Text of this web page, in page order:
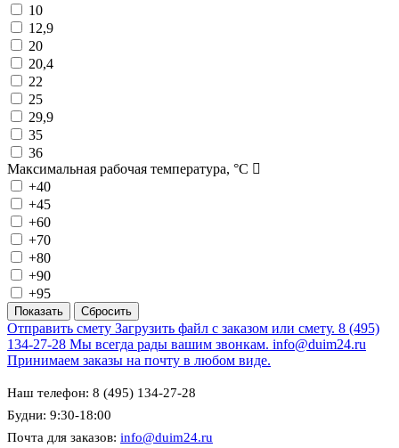
10
12,9
20
20,4
22
25
29,9
35
36
Максимальная рабочая температура, °C
+40
+45
+60
+70
+80
+90
+95
Отправить смету Загрузить файл с заказом или смету. 8 (495)
134-27-28 Мы всегда рады вашим звонкам. info@duim24.ru
Принимаем заказы на почту в любом виде.
Наш телефон: 8 (495) 134-27-28
Будни: 9:30-18:00
Почта для заказов: info@duim24.ru